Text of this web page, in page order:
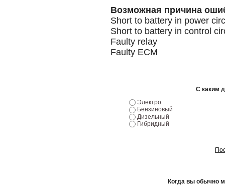
Возможная причина
Short to battery in power
Short to battery in control
Faulty relay
Faulty ECM
С каким
Электро
Бензиновый
Дизельный
Гибридный
Когда вы обычно